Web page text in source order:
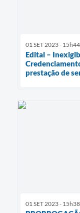
01 SET 2023 - 15h44
Edital –
prestação de
01 SET 2023 - 15h38